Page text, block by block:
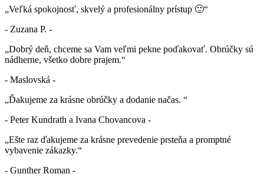
„Veľká spokojnosť, skvelý a profesionálny prístup 🙂“
- Zuzana P. -
„Dobrý deň, chceme sa Vam veľmi pekne poďakovať. Obrúčky sú
nádherne, všetko dobre prajem.“
- Maslovská -
„Ďakujeme za krásne obrúčky a dodanie načas. “
- Peter Kundrath a Ivana Chovancova -
„Ešte raz ďakujeme za krásne prevedenie prsteňa a promptné
vybavenie zákazky.“
- Gunther Roman -